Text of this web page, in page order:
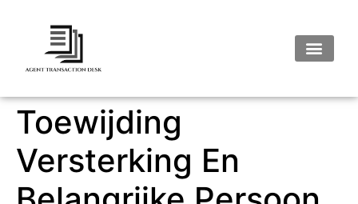
Toewijding
Versterking En